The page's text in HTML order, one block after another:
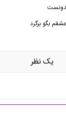
بگو برگرد
يک نظر